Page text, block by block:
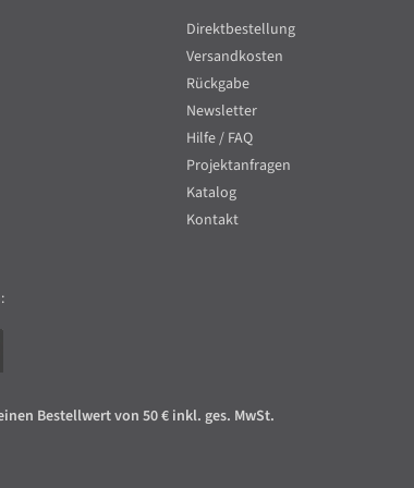
Direktbestellung
Versandkosten
Rückgabe
Newsletter
Hilfe / FAQ
Projektanfragen
Katalog
Kontakt
Bestellwert von 50 € inkl. ges. MwSt.